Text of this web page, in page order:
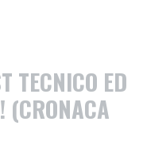
TECNICO ED
(CRONACA